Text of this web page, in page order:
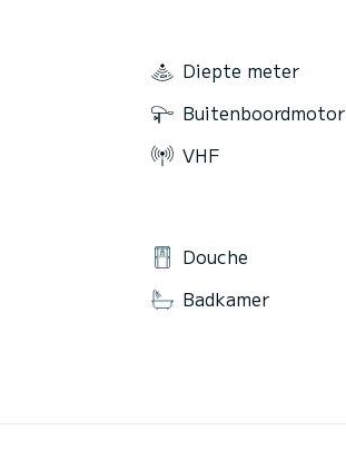
Diepte meter
Buitenboordmotor
VHF
Douche
Badkamer